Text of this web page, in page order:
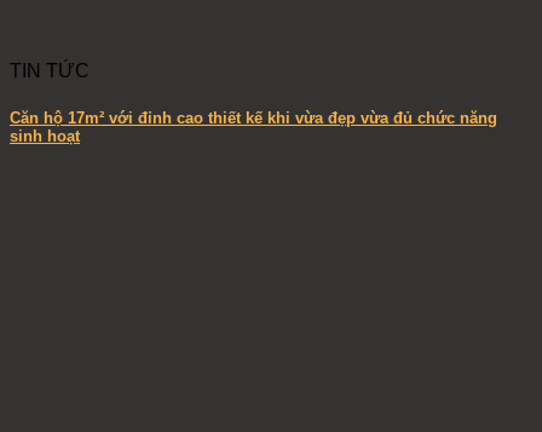
TIN TỨC
Căn hộ 17m² với đỉnh cao thiết kế khi vừa đẹp vừa đủ chức năng
sinh hoạt